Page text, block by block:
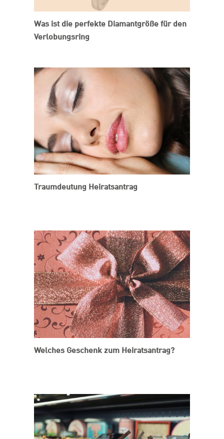
Was ist die perfekte Diamantgröße für den
Verlobungsring
Traumdeutung Heiratsantrag
Welches Geschenk zum Heiratsantrag?